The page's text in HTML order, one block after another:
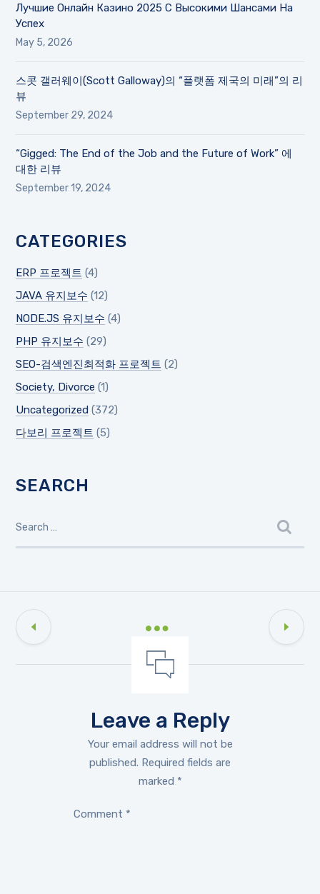
Лучшие Онлайн Казино 2025 С Высокими Шансами На
Успех
May 5, 2026
스콧 갤러웨이(Scott Galloway)의 “플랫폼 제국의 미래”의 리
뷰
September 29, 2024
“Gigged: The End of the Job and the Future of Work” 에
대한 리뷰
September 19, 2024
CATEGORIES
ERP 프로젝트 (4)
JAVA 유지보수 (12)
NODE.JS 유지보수 (4)
PHP 유지보수 (29)
SEO-검색엔진최적화 프로젝트 (2)
Society, Divorce (1)
Uncategorized (372)
다보리 프로젝트 (5)
SEARCH
Leave a Reply
Your email address will not be
published. Required fields are
marked *
Comment *